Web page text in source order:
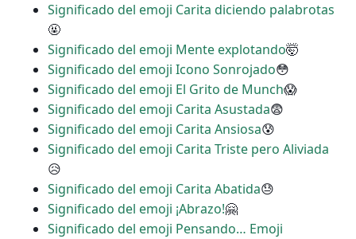
Significado del emoji Carita diciendo palabrotas
🤬
Significado del emoji Mente explotando🤯
Significado del emoji Icono Sonrojado😳
Significado del emoji El Grito de Munch😱
Significado del emoji Carita Asustada😨
Significado del emoji Carita Ansiosa😰
Significado del emoji Carita Triste pero Aliviada
😥
Significado del emoji Carita Abatida😓
Significado del emoji ¡Abrazo!🤗
Significado del emoji Pensando… Emoji